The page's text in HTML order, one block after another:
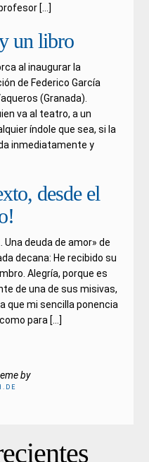
[…]
un libro
al inaugurar la
de Federico García
(Granada).
va al teatro, a un
índole que sea, si la
inmediatamente y
desde el
deuda de amor» de
decana: He recibido su
Alegría, porque es
de una de sus misivas,
que mi sencilla ponencia
para […]
by